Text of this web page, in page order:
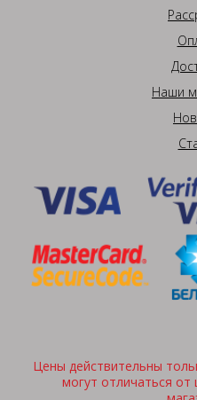
Наши
Цены действительны
могут отличаться